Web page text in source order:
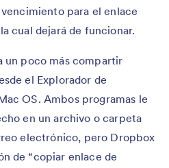
para el enlace
cual dejará de funcionar.
poco más compartir
el Explorador de
OS. Ambos programas le
en un archivo o carpeta
electrónico, pero Dropbox
de “copiar enlace de